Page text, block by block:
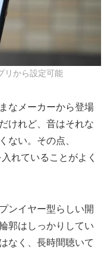
リから設定可能
なメーカーから登場
けれど、音はそれな
ない。その点、
れていることがよく
ンイヤー型らしい開
郭はしっかりしてい
なく、長時間聴いて